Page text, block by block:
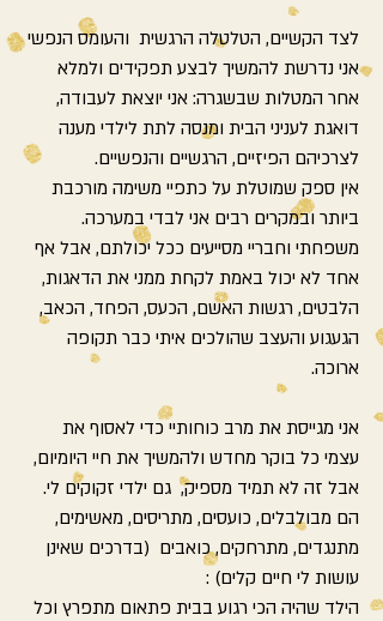
לצד הקשיים, הטלטלה הרגשית והעומס הנפשי
אני נדרשת להמשיך לבצע תפקידים ולמלא
אחר המטלות שבשגרה: אני יוצאת לעבודה,
דואגת לעניני הבית ומנסה לתת לילדי מענה
לצרכיהם הפיזיים, הרגשיים והנפשיים.
אין ספק שמוטלת על כתפיי משימה מורכבת
ביותר ובמקרים רבים אני לבדי במערכה.
משפחתי וחבריי מסייעים ככל יכולתם, אבל אף
אחד לא יכול באמת לקחת ממני את הדאגות,
הלבטים, רגשות האשם, הכעס, הפחד, הכאב,
הגעגוע והעצב שהולכים איתי כבר תקופה
ארוכה.
אני מגייסת את מרב כוחותיי כדי לאסוף את
עצמי כל בוקר מחדש ולהמשיך את חיי היומיום,
אבל זה לא תמיד מספיק, גם ילדי זקוקים לי.
הם מבולבלים, כועסים, מתריסים, מאשימים,
מתנגדים, מתרחקים, כואבים (בדרכים שאינן
עושות לי חיים קלים) :
הילד שהיה הכי רגוע בבית פתאום מתפרץ וכל